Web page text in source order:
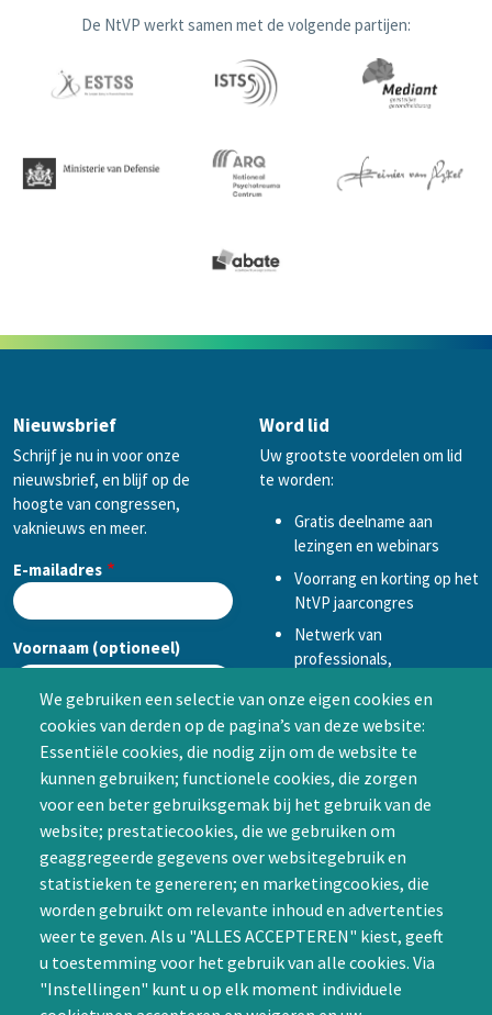
We gebruiken een selectie van onze eigen cookies en
cookies van derden op de pagina’s van deze website:
Essentiële cookies, die nodig zijn om de website te
kunnen gebruiken; functionele cookies, die zorgen
voor een beter gebruiksgemak bij het gebruik van de
website; prestatiecookies, die we gebruiken om
geaggregeerde gegevens over websitegebruik en
statistieken te genereren; en marketingcookies, die
worden gebruikt om relevante inhoud en advertenties
weer te geven. Als u "ALLES ACCEPTEREN" kiest, geeft
u toestemming voor het gebruik van alle cookies. Via
"Instellingen" kunt u op elk moment individuele
De NtVP werkt samen met de volgende partijen:
Nieuwsbrief
Schrijf je nu in voor onze
nieuwsbrief, en blijf op de
hoogte van congressen,
vaknieuws en meer.
E-mailadres
Voornaam (optioneel)
Achternaam (optioneel)
CAPTCHA
Word lid
Uw grootste voordelen om lid
te worden:
Gratis deelname aan
lezingen en webinars
Voorrang en korting op het
NtVP jaarcongres
Netwerk van
professionals,
samenwerken in een van
de Special Interest
Groepen (SIG’s) of zelf een
SIG initiëren
Word lid